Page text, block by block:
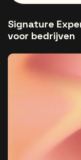
Signature
voor bedrijven